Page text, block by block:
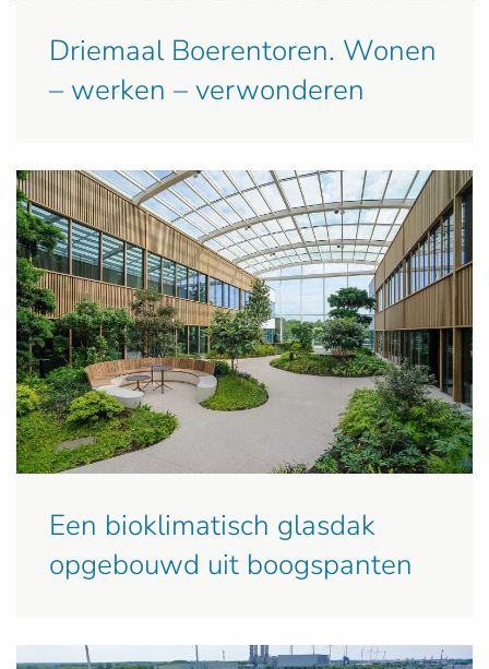
Driemaal Boerentoren. Wonen
– werken – verwonderen
Een bioklimatisch glasdak
opgebouwd uit boogspanten